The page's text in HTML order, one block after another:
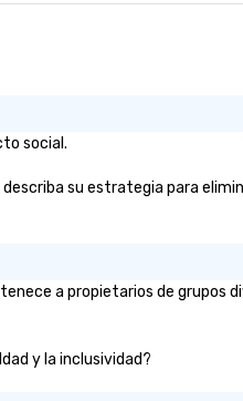
as soon as the
social.
su estrategia para
a propietarios de grupos
y la inclusividad?